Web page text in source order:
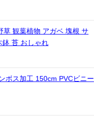
草 観葉植物 アガベ 塊根 サ
鉢 苔 おしゃれ
ボス加工 150cm PVCビニー